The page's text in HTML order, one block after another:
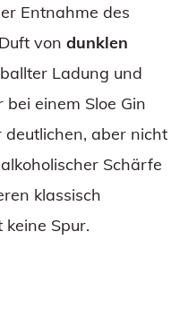
Entnahme des
von dunklen
Ladung und
einem Sloe Gin
aber nicht
Schärfe
klassisch
Spur.